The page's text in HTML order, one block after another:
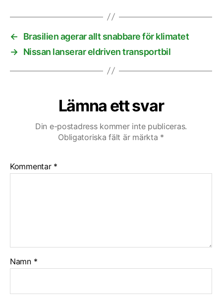
←
Brasilien agerar allt snabbare för klimatet
→ Nissan lanserar eldriven transportbil
Lämna ett svar
Din e-postadress kommer inte publiceras.
Obligatoriska fält är märkta *
Kommentar *
Namn *